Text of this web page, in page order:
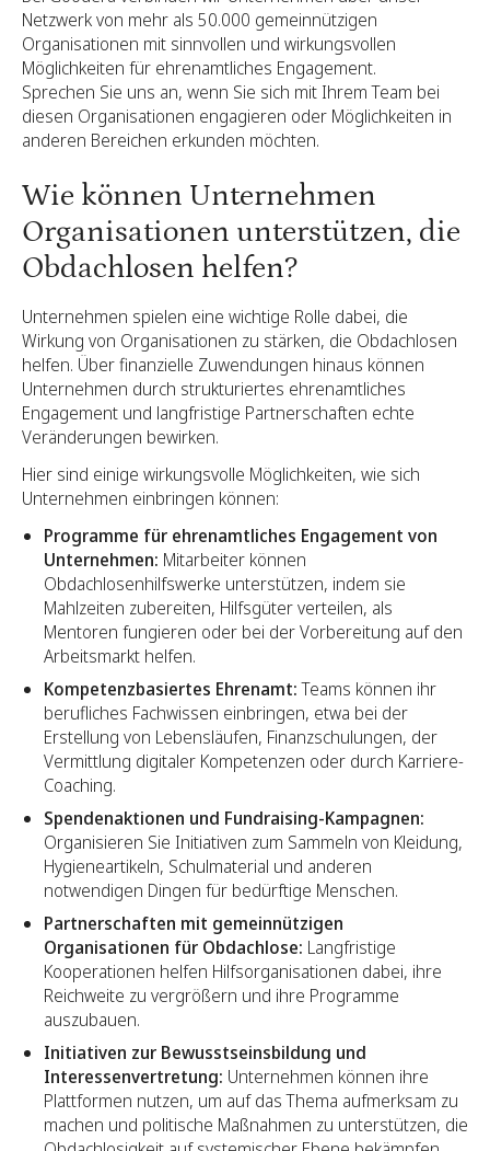
Netzwerk von mehr als 50.000 gemeinnützigen
Organisationen mit sinnvollen und wirkungsvollen
Möglichkeiten für ehrenamtliches Engagement.
Sprechen Sie uns an, wenn Sie sich mit Ihrem Team bei
diesen Organisationen engagieren oder Möglichkeiten in
anderen Bereichen erkunden möchten.
Wie können Unternehmen
Organisationen unterstützen, die
Obdachlosen helfen?
Unternehmen spielen eine wichtige Rolle dabei, die
Wirkung von Organisationen zu stärken, die Obdachlosen
helfen. Über finanzielle Zuwendungen hinaus können
Unternehmen durch strukturiertes ehrenamtliches
Engagement und langfristige Partnerschaften echte
Veränderungen bewirken.
Hier sind einige wirkungsvolle Möglichkeiten, wie sich
Unternehmen einbringen können:
Programme für ehrenamtliches Engagement von
Unternehmen: Mitarbeiter können
Obdachlosenhilfswerke unterstützen, indem sie
Mahlzeiten zubereiten, Hilfsgüter verteilen, als
Mentoren fungieren oder bei der Vorbereitung auf den
Arbeitsmarkt helfen.
Kompetenzbasiertes Ehrenamt:Teams können ihr
berufliches Fachwissen einbringen, etwa bei der
Erstellung von Lebensläufen, Finanzschulungen, der
Vermittlung digitaler Kompetenzen oder durch Karriere-
Coaching.
Spendenaktionen und Fundraising-Kampagnen:
Organisieren Sie Initiativen zum Sammeln von Kleidung,
Hygieneartikeln, Schulmaterial und anderen
notwendigen Dingen für bedürftige Menschen.
Partnerschaften mit gemeinnützigen
Organisationen für Obdachlose: Langfristige
Kooperationen helfen Hilfsorganisationen dabei, ihre
Reichweite zu vergrößern und ihre Programme
auszubauen.
Initiativen zur Bewusstseinsbildung und
Interessenvertretung: Unternehmen können ihre
Plattformen nutzen, um auf das Thema aufmerksam zu
machen und politische Maßnahmen zu unterstützen, die